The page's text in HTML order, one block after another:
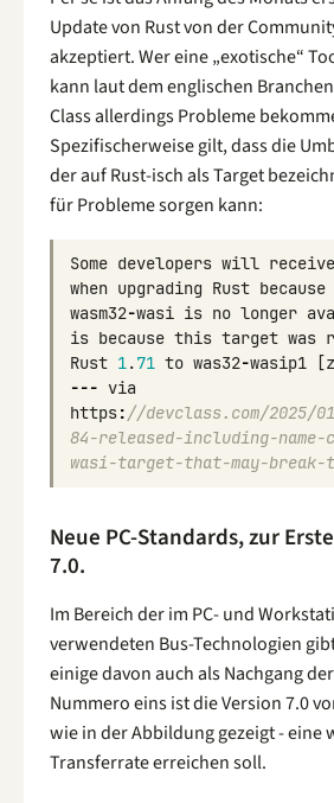
Update von Rust von der
akzeptiert. Wer eine „exotische“
kann laut dem englischen
Class allerdings Probleme
Spezifischerweise gilt, dass die
der auf Rust-isch als Target
für Probleme sorgen kann:
Some developers will receive
when upgrading Rust because
wasm32-wasi is no longer
is because this target was
Rust 1.71 to was32-wasip1 [
--- via
https://devclass.com/2025/
84-released-including-name-
wasi-target-that-may-
Neue PC-Standards, zur
7.0.
Im Bereich der im PC- und
verwendeten Bus-Technologien
einige davon auch als Nachgang
Nummero eins ist die Version 7.0
wie in der Abbildung gezeigt - eine
Transferrate erreichen soll.